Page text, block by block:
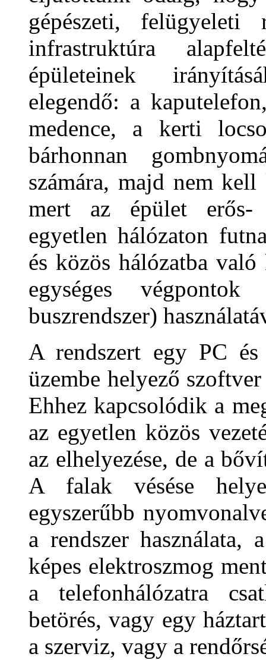
gépészeti, felügyeleti
infrastruktúra
épületeinek
elegendő: a
medence, a kerti
bárhonnan
számára, majd nem
mert az épület erős-
egyetlen hálózaton
és közös hálózatba való
egységes
buszrendszer)
A rendszert egy PC
üzembe helyező
Ehhez kapcsolódik a
az egyetlen közös
az elhelyezése, de a
A falak vésése
egyszerűbb
a rendszer használata,
képes elektroszmog
a telefonhálózatra
betörés, vagy egy
a szerviz, vagy a